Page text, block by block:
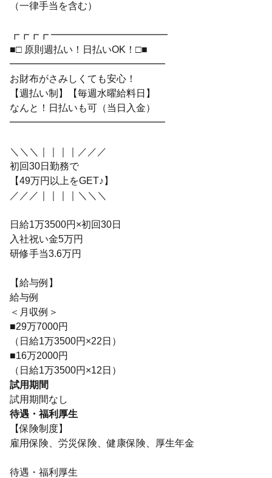
（一律手当を含む）
┏┏┏┏ ━━━━━━━━━━━━
■□ 原則週払い！日払いOK！□■
━━━━━━━━━━━━━━━━
お財布がさみしくても安心！
【週払い制】【毎週水曜給料日】
なんと！日払いも可（当日入金）
━━━━━━━━━━━━━━━━
＼＼＼｜｜｜｜／／／
初回30日勤務で
【49万円以上をGET♪】
／／／｜｜｜｜＼＼＼
日給1万3500円×初回30日
入社祝い金5万円
研修手当3.6万円
【給与例】
給与例
＜月収例＞
■29万7000円
（日給1万3500円×22日）
■16万2000円
（日給1万3500円×12日）
試用期間
試用期間なし
待遇・福利厚生
【保険制度】
雇用保険、労災保険、健康保険、厚生年金
待遇・福利厚生